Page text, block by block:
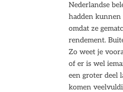
Nederlandse
hadden
omdat ze
rendement.
Zo weet je
of er is wel
een groter deel
komen